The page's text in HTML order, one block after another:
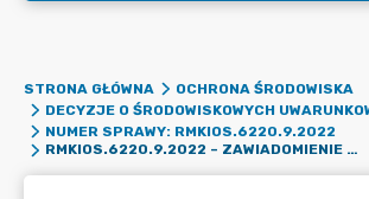
STRONA GŁÓWNA
OCHRONA ŚRODOWISKA
DECYZJE O ŚRODOWISKOWYCH
NUMER SPRAWY: RMKIOS.6220.9.2022
RMKIOS.6220.9.2022 – ZAWIADOMIENIE O PRZEKAZANIU ZGODNIE Z WŁAŚCIWOŚCIĄ DO WIELKOPOLSKIEGO PAŃSTWOWEGO WOJEWÓDZKIEGO INSPEKTORA SANITARNEGO PISMA O WYDANIE OPINII CO DO KONIECZNOŚCI PRZEPROWADZENIA OCENY ODDZIAŁYWANIA PRZEDSIĘWZIĘCIA NA ŚRODOWISKO W POSTĘPOWANIU ZMIERZAJĄCYM DO ZMIANY WYDANEJ DECYZJI O ŚRODOWISKOWYCH UWARUNKOWANIACH DLA PRZEDSIĘWZIĘCIA POLEGAJĄCEGO NA BUDOWIE ELEKTROWNI SŁONECZNEJ „DĄBROWA II” WRAZ Z INFRASTRUKTURĄ TOWARZYSZĄCĄ ZLOKALIZOWANĄ NA DZIAŁCE O NR EWIDENCYJNYM 473/2 OBRĘB DĄBROWA, GMINA DOPIEWO”.